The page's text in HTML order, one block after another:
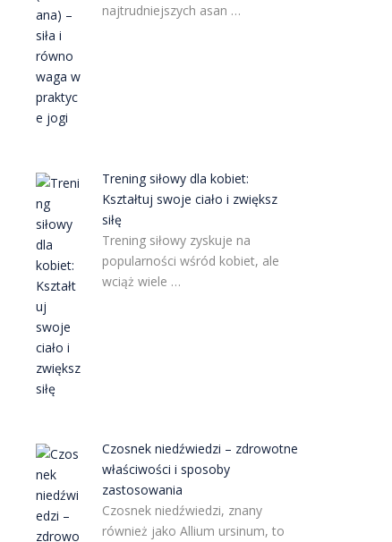
najtrudniejszych asan …
Trening siłowy dla kobiet:
Kształtuj swoje ciało i zwiększ
siłę
Trening siłowy zyskuje na
popularności wśród kobiet, ale
wciąż wiele …
Czosnek niedźwiedzi – zdrowotne
właściwości i sposoby
zastosowania
Czosnek niedźwiedzi, znany
również jako Allium ursinum, to